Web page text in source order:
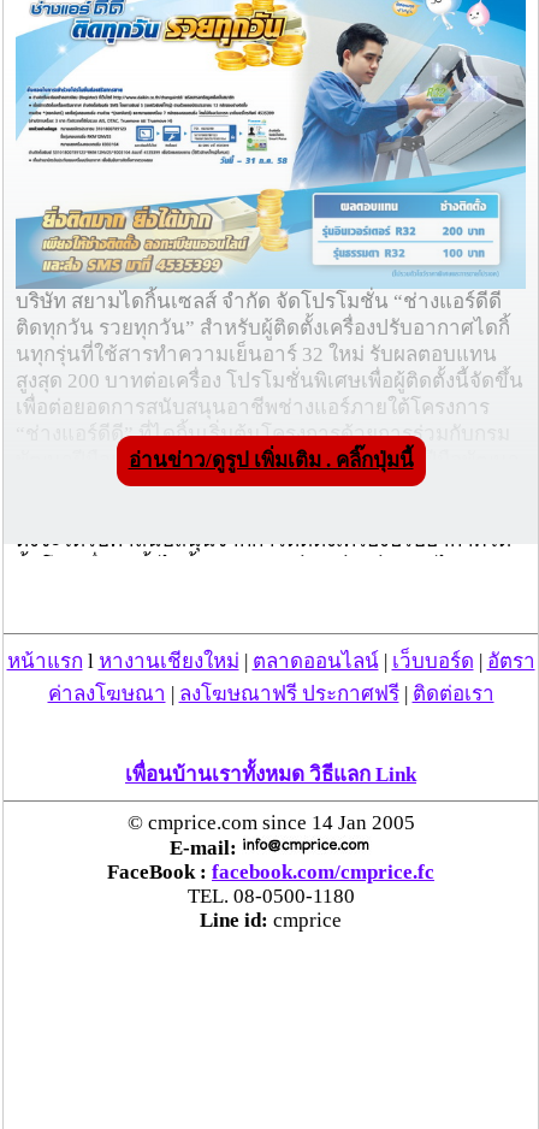
บริษัท สยามไดกิ้นเซลส์ จำกัด จัดโปรโมชั่น “ช่างแอร์ดีดี
ติดทุกวัน รวยทุกวัน” สำหรับผู้ติดตั้งเครื่องปรับอากาศไดกิ้
นทุกรุ่นที่ใช้สารทำความเย็นอาร์ 32 ใหม่ รับผลตอบแทน
สูงสุด 200 บาทต่อเครื่อง โปรโมชั่นพิเศษเพื่อผู้ติดตั้งนี้จัดขึ้น
เพื่อต่อยอดการสนับสนุนอาชีพช่างแอร์ภายใต้โครงการ
“ช่างแอร์ดีดี” ที่ไดกิ้นเริ่มต้นโครงการด้วยการร่วมกับกรม
พัฒนาฝีมือแรงงานจัดฝึกอบรมหลักสูตรยกระดับฝีมือพัฒนา
ความรู้ความสามารถในการติดตั้งเครื่องปรับอากาศไดกิ้น
ตั้งจะได้รับค่าสนับสนุนจากการติดตั้งเครื่องปรับอากาศได
ร่วมโปรโมชั่นดังกล่าว จะต้องลงทะเบียนที่เว็บไซต์
http://www.daikin.co.th/changairdd/register.php พร้อมกรอก
ข้อมูลเพื่อเป็นสมาชิก และเมื่อทำการติดตั้งเครื่องปรับอา
เลขบัตรประชาชน 13 หลักของช่างติดตั้ง ตามด้วย
เครื่องหมายดอกจันทร์ (*) และชื่อรุ่นคอนเดนซิ่ง ตามด้วย
เครื่องหมายดอกจันทร์ (*) และหมายเลขเครื่อง 7 หลักของ
คอนเดนซิ่ง โดยพิมพ์ต่อเนื่องไม่ต้องเว้นวรรค จากนั้นส่ง
ข้อความมาที่เบอร์โทรศัพท์ 4535399 (ค่าบริการครั้งละ 3
บาททั่วประเทศได้ทั้งระบบ AIS, DTAC, Truemove และ
Truemove H) ไดกิ้นจะจัดส่งค่าสนับสนุนการติดตั้งให้ในรูป
อ่านข่าว/ดูรูป เพิ่มเติม . คลิ๊กปุ่มนี้
หน้าแรก l หางานเชียงใหม่ ตลาดออนไลน์| เว็บบอร์ด
อัตรา
ค่าลงโฆษณา
ลงโฆษณาฟรี ประกาศฟรี| ติดต่อเรา
เพื่อนบ้านเราทั้งหมด วิธีแลก Link
© cmprice.com since 14 Jan 2005
E-mail:
FaceBook : facebook.com/cmprice.fc
TEL. 08-0500-1180
Line id: cmprice